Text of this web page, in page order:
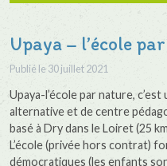
Upaya – l’école
Publié le 30 juillet 2021
Upaya-l’école par nature,
alternative et de centre
basé à Dry dans le Loiret (25
L’école (privée hors contrat)
démocratiques (les enfants